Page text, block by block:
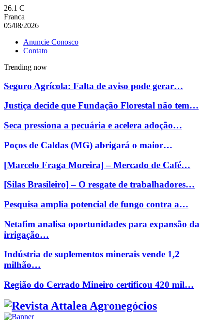
26.1 C
Franca
05/08/2026
Anuncie Conosco
Contato
Trending now
Seguro Agrícola: Falta de aviso pode gerar…
Justiça decide que Fundação Florestal não tem…
Seca pressiona a pecuária e acelera adoção…
Poços de Caldas (MG) abrigará o maior…
[Marcelo Fraga Moreira] – Mercado de Café…
[Silas Brasileiro] – O resgate de trabalhadores…
Pesquisa amplia potencial de fungo contra a…
Netafim analisa oportunidades para expansão da
irrigação…
Indústria de suplementos minerais vende 1,2
milhão…
Região do Cerrado Mineiro certificou 420 mil…
Facebook
Twitter
Instagram
Linkedin
Youtube
Email